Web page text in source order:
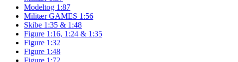
Modeltog 1:87
Militær GAMES 1:56
Skibe 1:35 & 1:48
Figure 1:16, 1:24 & 1:35
Figure 1:32
Figure 1:48